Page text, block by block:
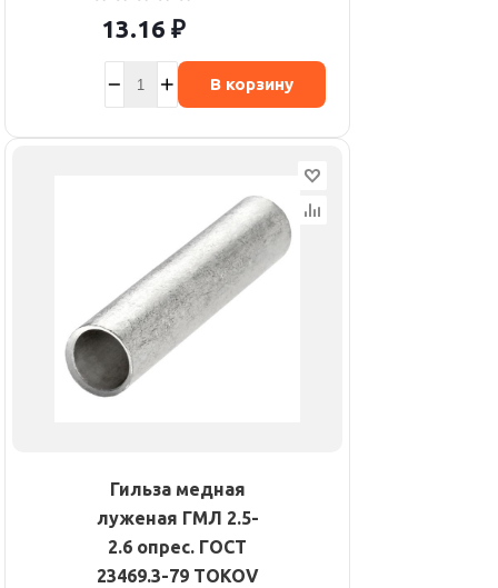
13.16 ₽
В корзину
Гильза медная
луженая ГМЛ 2.5-
2.6 опрес. ГОСТ
23469.3-79 TOKOV